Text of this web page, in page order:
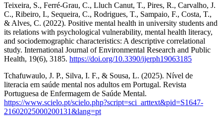
Teixeira, S., Ferré-Grau, C., Lluch Canut, T., Pires, R., Carvalho, J.
C., Ribeiro, I., Sequeira, C., Rodrigues, T., Sampaio, F., Costa, T.,
& Alves, C. (2022). Positive mental health in university students and
its relations with psychological vulnerability, mental health literacy,
and sociodemographic characteristics: A descriptive correlational
study. International Journal of Environmental Research and Public
Health, 19(6), 3185. https://doi.org/10.3390/ijerph19063185
Tchafuwaulo, J. P., Silva, I. F., & Sousa, L. (2025). Nível de
literacia em saúde mental nos adultos em Portugal. Revista
Portuguesa de Enfermagem de Saúde Mental.
https://www.scielo.pt/scielo.php?script=sci_arttext&pid=S1647-
21602025000200131&lang=pt